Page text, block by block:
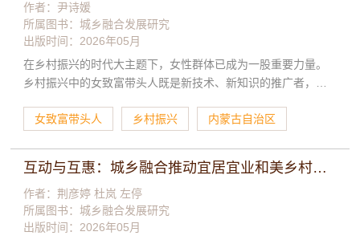
总之，新生代农民工县域市民化是乡村振兴的组成部分，关键
是保持其就业稳定性，核心是坚持以人为本。
作者：尹诗媛
所属图书： 城乡融合发展研究
出版时间：2026年05月
在乡村振兴的时代大主题下，女性群体已成为一股重要力量。
乡村振兴中的女致富带头人既是新技术、新知识的推广者，也
设，团结和带领广大农民进入产业范畴，形成家庭或个人致富
长出更多女致富带头人。本研究通过定性研究的方法，利用半
结构化定性访谈对女致富带头人进行一对一访谈，就女致富带
头人带领周围人致富的情况以及引领力提升等问题进行分析。
研究发现，内蒙古农村地区女致富带头人通过直接带领和间接
女致富带头人 乡村振兴 内蒙古自治区
互动与互惠：城乡融合推动宜居宜业和美乡村建设路径研究——以河南省和美乡村先导区为例
作者：荆彦婷 杜岚 左停
所属图书： 城乡融合发展研究
出版时间：2026年05月